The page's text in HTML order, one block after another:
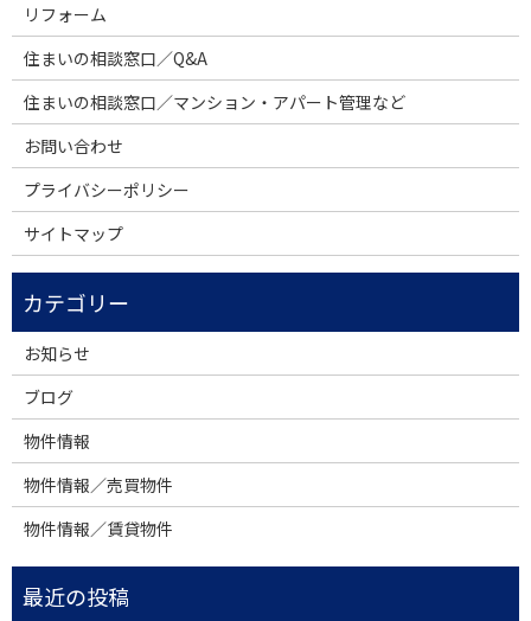
リフォーム
住まいの相談窓口／Q&A
住まいの相談窓口／マンション・アパート管理など
お問い合わせ
プライバシーポリシー
サイトマップ
お知らせ
ブログ
物件情報
物件情報／売買物件
物件情報／賃貸物件